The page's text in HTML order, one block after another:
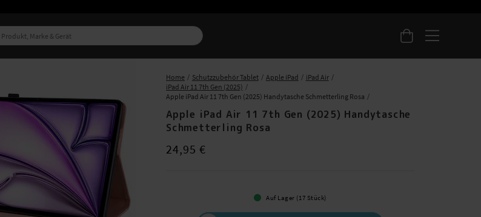
Home Schutzzubehör Tablet Apple iPad
iPad Air
iPad Air 11 7th Gen (2025)
Apple iPad Air 11 7th Gen (2025) Handytasche Schmetterling Rosa
Apple iPad Air 11 7th Gen (2025) Handytasche
Schmetterling Rosa
Preis:24,95 €
24,95 €
Auf Lager (17 Stück)